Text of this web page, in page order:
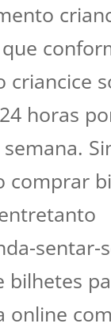
criancice
horas
comprar
sentar-
bilhetes
online com